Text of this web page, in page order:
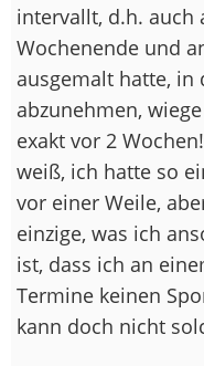
intervallt, d.h. auch
Wochenende und
ausgemalt hatte, in
abzunehmen,
exakt vor 2
weiß, ich hatte so
vor einer Weile,
einzige, was ich
ist, dass ich an
Termine keinen
kann doch nicht